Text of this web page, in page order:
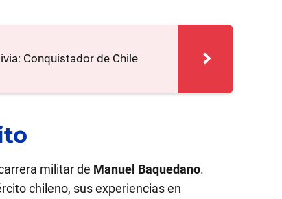
Conquistador de Chile
militar de Manuel Baquedano.
chileno, sus experiencias en